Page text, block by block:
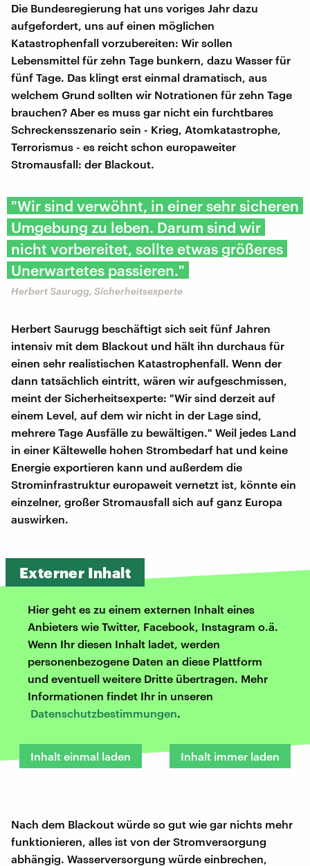
Die Bundesregierung hat uns voriges Jahr dazu
aufgefordert, uns auf einen möglichen
Katastrophenfall vorzubereiten: Wir sollen
Lebensmittel für zehn Tage bunkern, dazu Wasser für
fünf Tage. Das klingt erst einmal dramatisch, aus
welchem Grund sollten wir Notrationen für zehn Tage
brauchen? Aber es muss gar nicht ein furchtbares
Schreckensszenario sein - Krieg, Atomkatastrophe,
Terrorismus - es reicht schon europaweiter
Stromausfall: der Blackout.
"Wir sind verwöhnt, in einer sehr sicheren
Umgebung zu leben. Darum sind wir
nicht vorbereitet, sollte etwas größeres
Unerwartetes passieren."
Herbert Saurugg, Sicherheitsexperte
Herbert Saurugg beschäftigt sich seit fünf Jahren
intensiv mit dem Blackout und hält ihn durchaus für
einen sehr realistischen Katastrophenfall. Wenn der
dann tatsächlich eintritt, wären wir aufgeschmissen,
meint der Sicherheitsexperte: "Wir sind derzeit auf
einem Level, auf dem wir nicht in der Lage sind,
mehrere Tage Ausfälle zu bewältigen." Weil jedes Land
in einer Kältewelle hohen Strombedarf hat und keine
Energie exportieren kann und außerdem die
Strominfrastruktur europaweit vernetzt ist, könnte ein
einzelner, großer Stromausfall sich auf ganz Europa
auswirken.
Externer Inhalt
Hier geht es zu einem externen Inhalt eines
Anbieters wie Twitter, Facebook, Instagram o.ä.
Wenn Ihr diesen Inhalt ladet, werden
personenbezogene Daten an diese Plattform
und eventuell weitere Dritte übertragen. Mehr
Informationen findet Ihr in unseren
Datenschutzbestimmungen.
Inhalt einmal laden Inhalt immer laden
Nach dem Blackout würde so gut wie gar nichts mehr
funktionieren, alles ist von der Stromversorgung
abhängig. Wasserversorgung würde einbrechen,